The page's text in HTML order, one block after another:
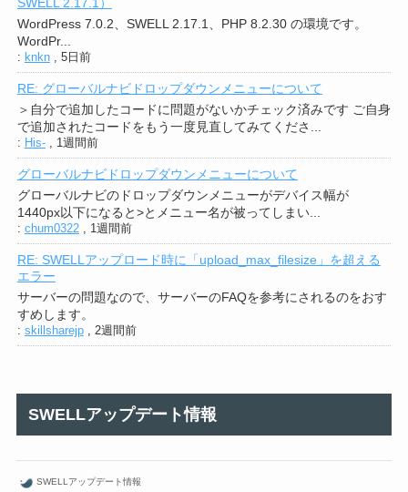
WordPress 7.0.2、SWELL 2.17.1、PHP 8.2.30 の環境です。
WordPr...
: knkn, 5日前
RE: グローバルナビドロップダウンメニューについて
＞自分で追加したコードに問題がないかチェック済みです ご自身
で追加されたコードをもう一度見直してみてくださ...
: His-, 1週間前
グローバルナビドロップダウンメニューについて
グローバルナビのドロップダウンメニューがデバイス幅が
1440px以下になると>とメニュー名が被ってしまい...
: chum0322, 1週間前
RE: SWELLアップロード時に「upload_max_filesize」を超える
エラー
サーバーの問題なので、サーバーのFAQを参考にされるのをおす
すめします。
: skillsharejp, 2週間前
SWELLアップデート情報
SWELLアップデート情報